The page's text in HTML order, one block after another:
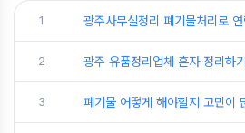
1 광주사무실정리 폐기물처리로
2 광주 유품정리업체 혼자 정리하
3 폐기물 어떻게 해야할지 고민이